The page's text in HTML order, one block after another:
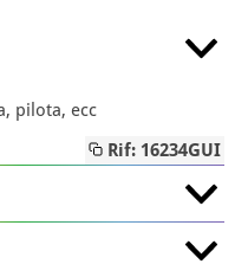
pilota, ecc
Rif: 16234GUI